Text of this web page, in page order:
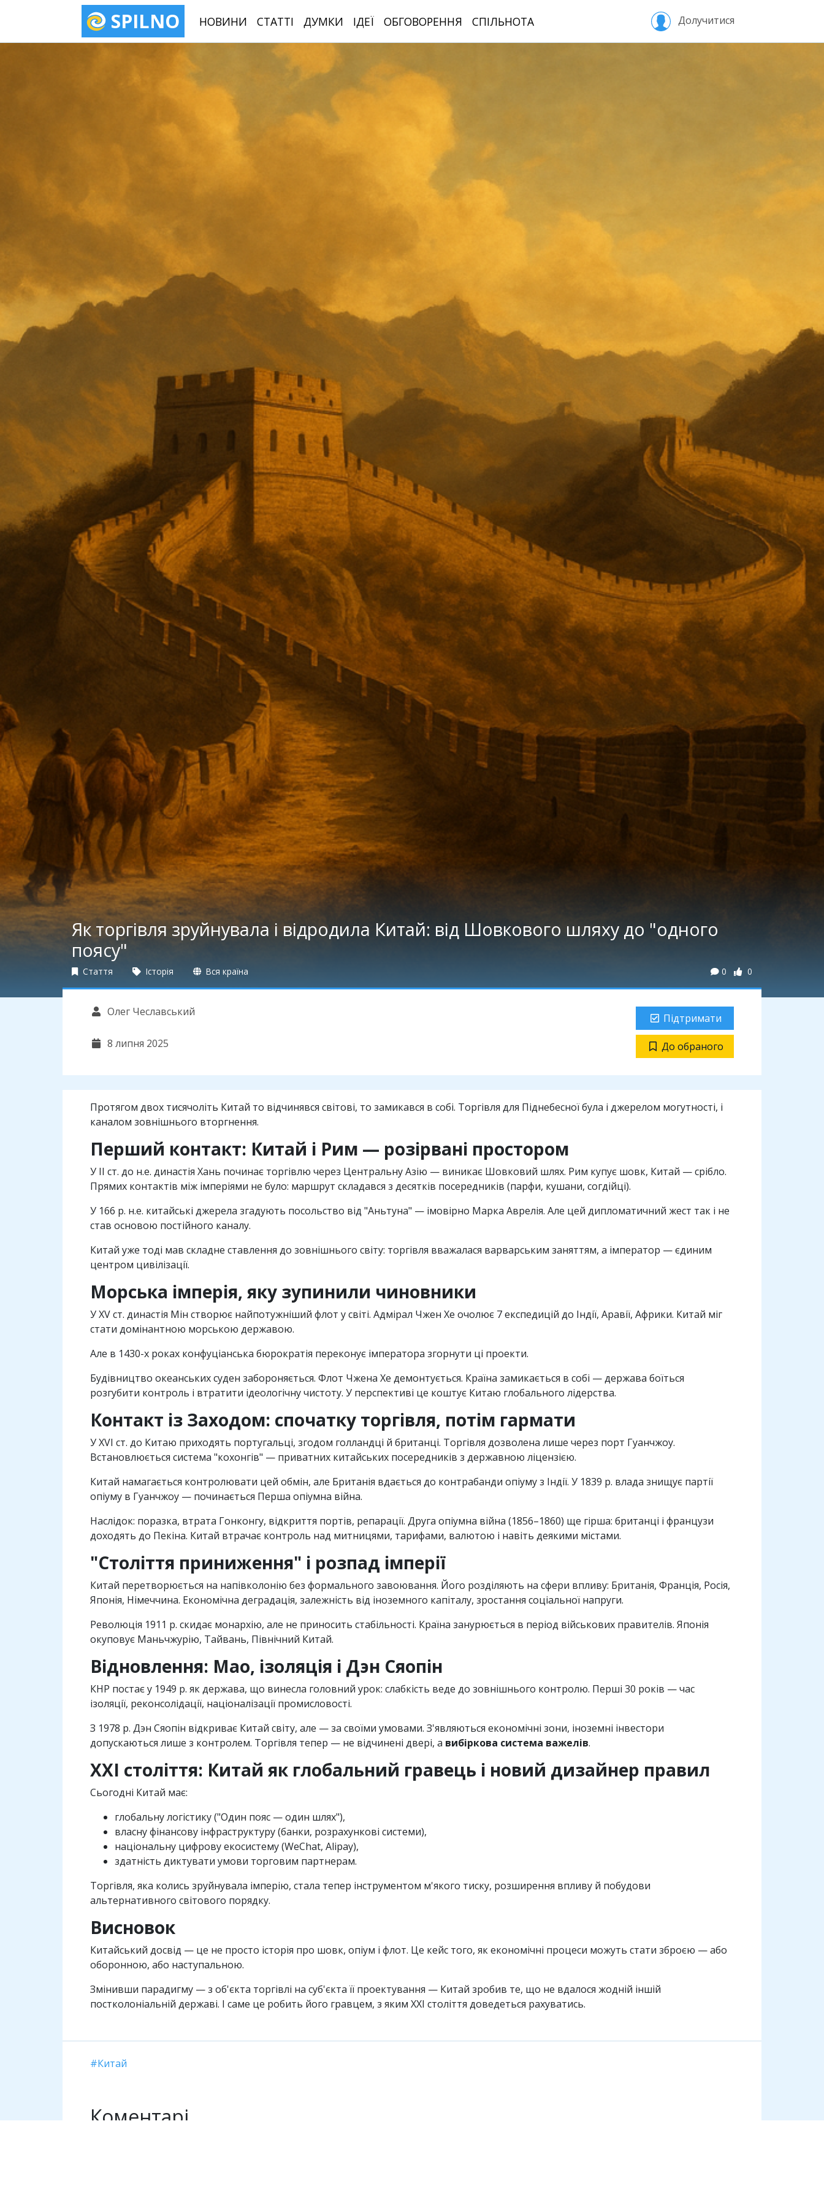
SPILNO НОВИНИ СТАТТІ ДУМКИ ІДЕЇ ОБГОВОРЕННЯ СПІЛЬНОТА Долучитися
Як торгiвля зруйнувала i вiдродила Китай: вiд Шовкового шляху до "одного
поясу"
Стаття Історія Вся країна 0 0
Олег Чеславський
8 липня 2025
Підтримати
До обраного
Протягом двох тисячолiть Китай то вiдчинявся свiтовi, то замикався в собi. Торгiвля для Пiднебесної була i джерелом могутностi, i
каналом зовнiшнього вторгнення.
Перший контакт: Китай i Рим — розiрванi простором
У II ст. до н.е. династiя Хань починає торгiвлю через Центральну Азiю — виникає Шовковий шлях. Рим купує шовк, Китай — срiбло.
Прямих контактiв мiж iмперiями не було: маршрут складався з десяткiв посередникiв (парфи, кушани, согдiйцi).
У 166 р. н.е. китайськi джерела згадують посольство вiд "Аньтуна" — iмовiрно Марка Аврелiя. Але цей дипломатичний жест так i не
став основою постiйного каналу.
Китай уже тодi мав складне ставлення до зовнiшнього свiту: торгiвля вважалася варварським заняттям, а iмператор — єдиним
центром цивiлiзацiї.
Морська iмперiя, яку зупинили чиновники
У XV ст. династiя Мiн створює найпотужнiший флот у свiтi. Адмiрал Чжен Хе очолює 7 експедицiй до Iндiї, Аравiї, Африки. Китай мiг
стати домiнантною морською державою.
Але в 1430-х роках конфуцiанська бюрократiя переконує iмператора згорнути цi проекти.
Будiвництво океанських суден забороняється. Флот Чжена Хе демонтується. Країна замикається в собi — держава боїться
розгубити контроль i втратити iдеологiчну чистоту. У перспективi це коштує Китаю глобального лiдерства.
Контакт iз Заходом: спочатку торгiвля, потiм гармати
У XVI ст. до Китаю приходять португальцi, згодом голландцi й британцi. Торгiвля дозволена лише через порт Гуанчжоу.
Встановлюється система "кохонгiв" — приватних китайських посередникiв з державною лiцензiєю.
Китай намагається контролювати цей обмiн, але Британiя вдається до контрабанди опiуму з Iндiї. У 1839 р. влада знищує партiї
опiуму в Гуанчжоу — починається Перша опiумна вiйна.
Наслiдок: поразка, втрата Гонконгу, вiдкриття портiв, репарацiї. Друга опiумна вiйна (1856–1860) ще гiрша: британцi i французи
доходять до Пекiна. Китай втрачає контроль над митницями, тарифами, валютою i навiть деякими мiстами.
"Столiття приниження" i розпад iмперiї
Китай перетворюється на напiвколонiю без формального завоювання. Його роздiляють на сфери впливу: Британiя, Францiя, Росiя,
Японiя, Нiмеччина. Економiчна деградацiя, залежнiсть вiд iноземного капiталу, зростання соцiальної напруги.
Революцiя 1911 р. скидає монархiю, але не приносить стабiльностi. Країна занурюється в перiод вiйськових правителiв. Японiя
окуповує Маньчжурiю, Тайвань, Пiвнiчний Китай.
Вiдновлення: Мао, iзоляцiя i Дэн Сяопiн
КНР постає у 1949 р. як держава, що винесла головний урок: слабкiсть веде до зовнiшнього контролю. Першi 30 рокiв — час
iзоляцiї, реконсолiдацiї, нацiоналiзацiї промисловостi.
З 1978 р. Дэн Сяопiн вiдкриває Китай свiту, але — за своїми умовами. З'являються економiчнi зони, iноземнi iнвестори
допускаються лише з контролем. Торгiвля тепер — не вiдчиненi дверi, а вибiркова система важелiв.
XXI столiття: Китай як глобальний гравець i новий дизайнер правил
Сьогоднi Китай має:
глобальну логiстику ("Один пояс — один шлях"),
власну фiнансову iнфраструктуру (банки, розрахунковi системи),
нацiональну цифрову екосистему (WeChat, Alipay),
здатнiсть диктувати умови торговим партнерам.
Торгiвля, яка колись зруйнувала iмперiю, стала тепер iнструментом м'якого тиску, розширення впливу й побудови
альтернативного свiтового порядку.
Висновок
Китайський досвiд — це не просто iсторiя про шовк, опiум i флот. Це кейс того, як економiчнi процеси можуть стати зброєю — або
оборонною, або наступальною.
Змiнивши парадигму — з об'єкта торгiвлi на суб'єкта її проектування — Китай зробив те, що не вдалося жоднiй iншiй
постколонiальнiй державi. I саме це робить його гравцем, з яким XXI столiття доведеться рахуватись.
Китай
Коментарі